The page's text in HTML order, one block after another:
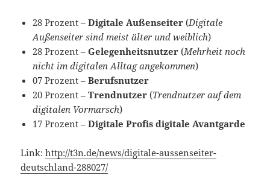
28 Prozent –Digitale Außenseiter (Digitale
Außenseiter sind meist älter und weiblich)
28 Prozent –Gelegenheitsnutzer(Mehrheit noch
nicht im digitalen Alltag angekommen)
07 Prozent –Berufsnutzer
20 Prozent –Trendnutzer(Trendnutzer auf dem
digitalen Vormarsch)
17 Prozent –Digitale Profis digitale Avantgarde
Link:http://t3n.de/news/digitale-aussenseiter-
deutschland-288027/